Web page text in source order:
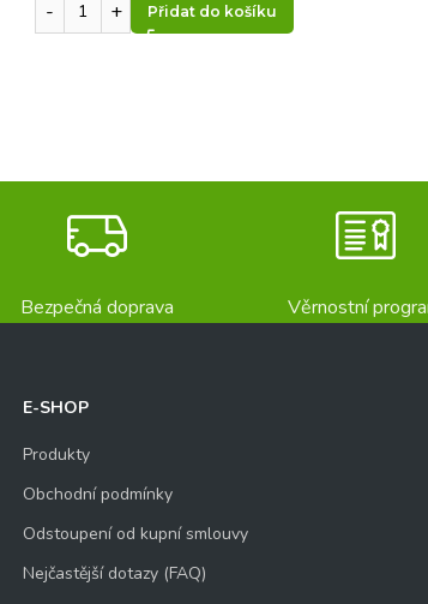
Přidat do košíku
Bezpečná doprava Věrnostní
E-SHOP
Produkty
Obchodní podmínky
Odstoupení od kupní smlouvy
Nejčastější dotazy (FAQ)